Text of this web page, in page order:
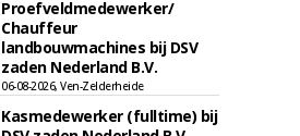
Proefveldmedewerker/
Chauffeur
landbouwmachines bij DSV
zaden Nederland B.V.
06-08-2026, Ven-Zelderheide
Kasmedewerker (fulltime) bij